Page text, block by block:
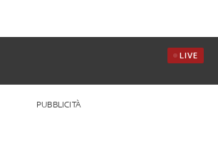
LIVE
PUBBLICITÀ